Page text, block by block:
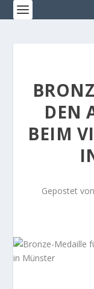
DEN
BEIM
Gepostet von